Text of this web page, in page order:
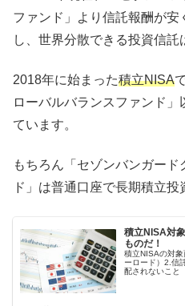
ファンド」より信託報酬が
し、世界分散できる投資信託
2018年に始まった積立NISA
ローバルバランスファンド
ています。
もちろん「セゾンバンガー
ド」は普通口座で長期積立投
積立NISA対
ものだ！
積立NISAの対
ーロード）2.信
配されないこと